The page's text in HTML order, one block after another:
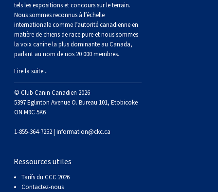
tels les expositions et concours sur le terrain.
Nous sommes reconnus à l’échelle
internationale comme l’autorité canadienne en
matière de chiens de race pure et nous sommes
la voix canine la plus dominante au Canada,
parlant au nom de nos 20 000 membres.
Lire la suite...
© Club Canin Canadien 2026
5397 Eglinton Avenue O. Bureau 101, Etobicoke
ON M9C 5K6
1-855-364-7252 | information@ckc.ca
Ressources utiles
Tarifs du CCC 2026
Contactez-nous